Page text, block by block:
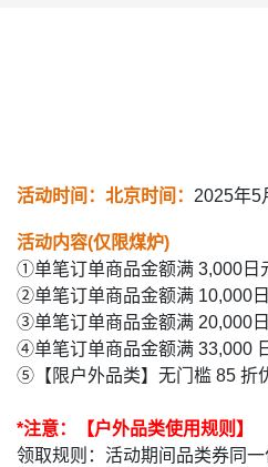
活动时间：北京时间： 2025年5
活动内容(仅限煤炉)
①单笔订单商品金额满 3,000日
②单笔订单商品金额满 10,000
③单笔订单商品金额满 20,000
④单笔订单商品金额满 33,000
⑤【限户外品类】无门槛 85 折
*注意：【户外品类使用规则】
领取规则：活动期间品类券同一